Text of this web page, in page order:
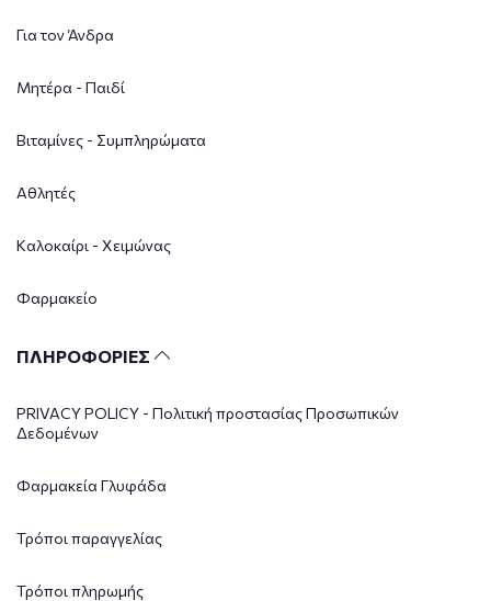
Για τον Άνδρα
Μητέρα - Παιδί
Βιταμίνες - Συμπληρώματα
Αθλητές
Καλοκαίρι - Χειμώνας
Φαρμακείο
ΠΛΗΡΟΦΟΡΙΕΣ
PRIVACY POLICY - Πολιτική προστασίας Προσωπικών
Δεδομένων
Φαρμακεία Γλυφάδα
Τρόποι παραγγελίας
Τρόποι πληρωμής